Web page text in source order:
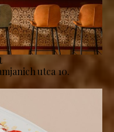
utca 10.